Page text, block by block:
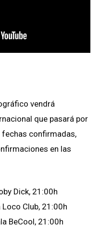
vendrá
que pasará por
confirmadas,
en las
Dick, 21:00h
Club, 21:00h
BeCool, 21:00h